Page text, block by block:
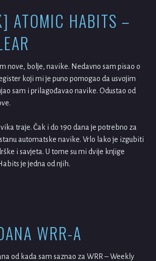
ATOMIC HABITS –
nove, bolje, navike. Nedavno sam pisao o
koji mi je puno pomogao da usvojim
sam i prilagođavao navike. Odustao od
traje. Čak i do 190 dana je potrebno za
automatske navike. Vrlo lako je izgubiti
i savjeta. U tome su mi dvije knjige
je jedna od njih.
WRR-A
od kada sam saznao za WRR – Weekly